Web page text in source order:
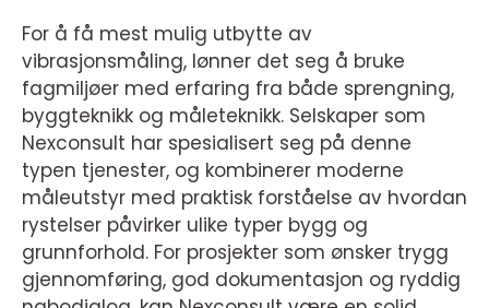
For å få mest mulig utbytte av
vibrasjonsmåling, lønner det seg å bruke
fagmiljøer med erfaring fra både sprengning,
byggteknikk og måleteknikk. Selskaper som
Nexconsult har spesialisert seg på denne
typen tjenester, og kombinerer moderne
måleutstyr med praktisk forståelse av hvordan
rystelser påvirker ulike typer bygg og
grunnforhold. For prosjekter som ønsker trygg
gjennomføring, god dokumentasjon og ryddig